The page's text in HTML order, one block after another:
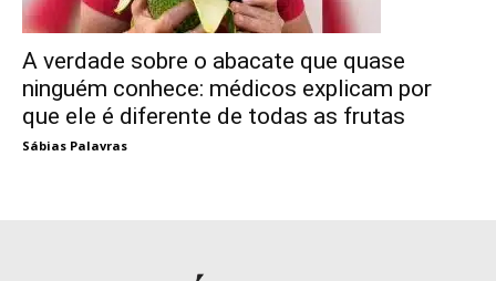
A verdade sobre o abacate que quase
ninguém conhece: médicos explicam por
que ele é diferente de todas as frutas
Sábias Palavras